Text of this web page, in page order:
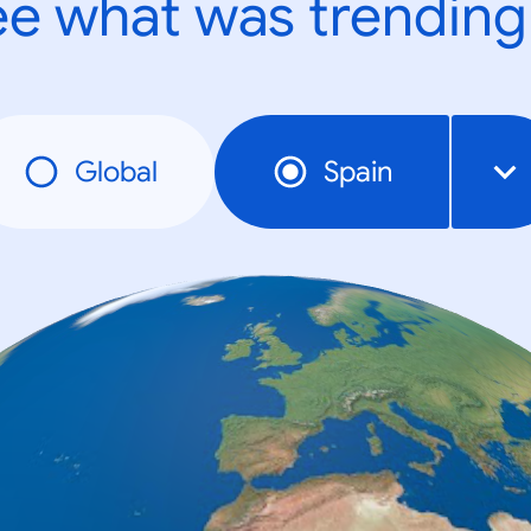
what was
Global Spain